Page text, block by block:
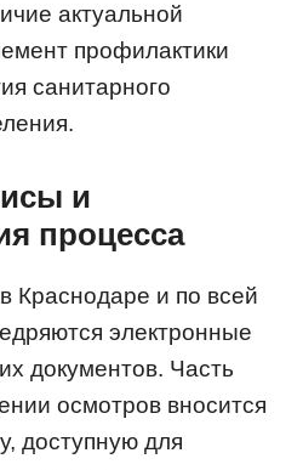
актуальной
профилактики
санитарного
и
процесса
Краснодаре и по всей
электронные
документов. Часть
осмотров вносится
доступную для